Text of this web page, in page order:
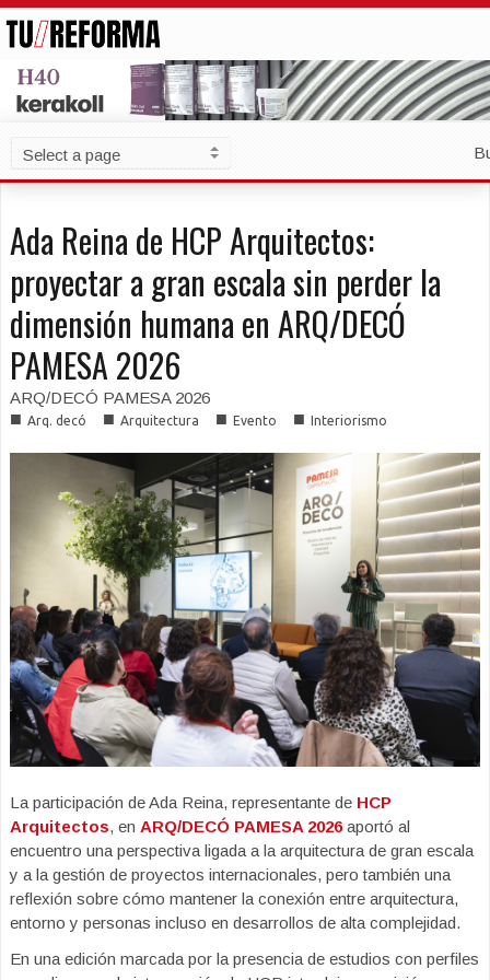
Ada Reina de HCP Arquitectos:
proyectar a gran escala sin perder la
dimensión humana en ARQ/DECÓ
PAMESA 2026
ARQ/DECÓ PAMESA 2026
■ Arq. decó ■ Arquitectura ■ Evento ■ Interiorismo
La participación de Ada Reina, representante de HCP
Arquitectos, en ARQ/DECÓ PAMESA 2026aportó al
encuentro una perspectiva ligada a la arquitectura de gran escala
y a la gestión de proyectos internacionales, pero también una
reflexión sobre cómo mantener la conexión entre arquitectura,
entorno y personas incluso en desarrollos de alta complejidad.
En una edición marcada por la presencia de estudios con perfiles